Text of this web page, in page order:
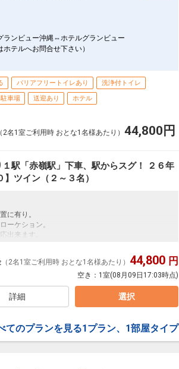
ランビュー沖縄⇔ホテルグランビュー
テルへお問合せ下さい）
バリアフリートイレあり
洗浄付トイレ
車場 送迎あり ホテル
（2名1室ご利用時 おとな1名様あたり） 44,800 円
駅「赤嶺駅」下車、駅からスグ！ ２６年
ツイン（２～３名）
に有り。
ーケション。
出来ます。
です！
９日前以降の人数変更、おとな・こどもの内訳変
（2名1室ご利用時 おとな1名様あたり） 44,800 円
空き： 1室(08月09日17:03時点)
詳細 選択
てのプランを見る1プラン、1部屋タイプ